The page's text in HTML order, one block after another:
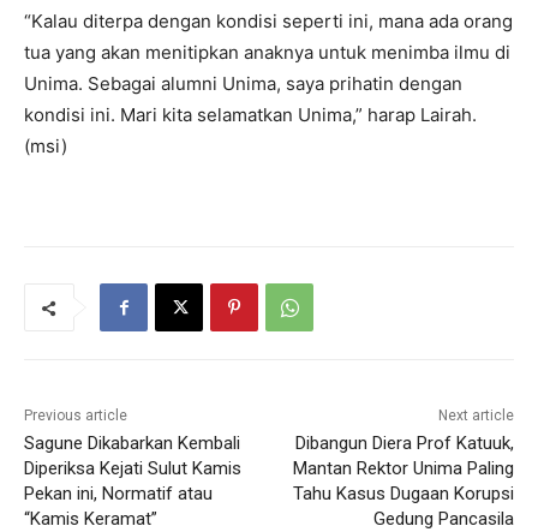
“Kalau diterpa dengan kondisi seperti ini, mana ada orang
tua yang akan menitipkan anaknya untuk menimba ilmu di
Unima. Sebagai alumni Unima, saya prihatin dengan
kondisi ini. Mari kita selamatkan Unima,” harap Lairah.
(msi)
Previous article
Sagune Dikabarkan Kembali
Diperiksa Kejati Sulut Kamis
Pekan ini, Normatif atau
“Kamis Keramat”
Next article
Dibangun Diera Prof Katuuk,
Mantan Rektor Unima Paling
Tahu Kasus Dugaan Korupsi
Gedung Pancasila